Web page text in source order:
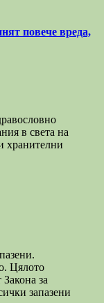
повече вреда,
в света на
хранителни
Цялото
за
запазени